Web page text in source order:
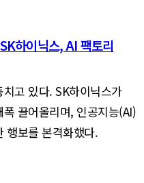
하이닉스, AI 팩토리
고 있다. SK하이닉스가
끌어올리며, 인공지능(AI)
행보를 본격화했다.